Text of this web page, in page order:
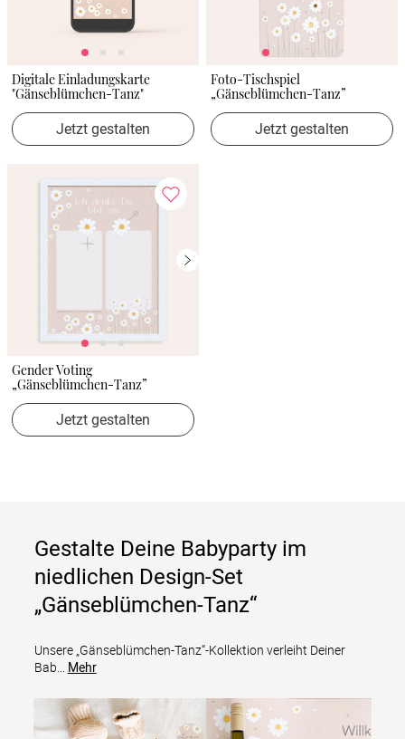
Digitale Einladungskarte
"Gänseblümchen-Tanz"
Jetzt gestalten
Foto-Tischspiel
„Gänseblümchen-Tanz”
Jetzt gestalten
Gender Voting
„Gänseblümchen-Tanz”
Jetzt gestalten
Gestalte Deine Babyparty im
niedlichen Design-Set
„Gänseblümchen-Tanz“
Unsere „Gänseblümchen-Tanz“-Kollektion verleiht Deiner
Bab... Mehr